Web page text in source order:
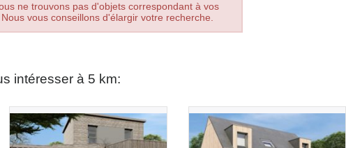
ne trouvons pas d'objets correspondant à vos
vous conseillons d'élargir votre recherche.
intéresser à 5 km: